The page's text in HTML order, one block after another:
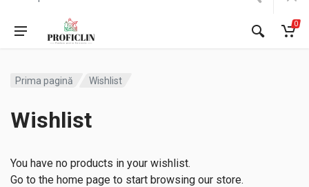
0
Prima pagină Wishlist
Wishlist
You have no products in your wishlist.
Go to the home page to start browsing our store.